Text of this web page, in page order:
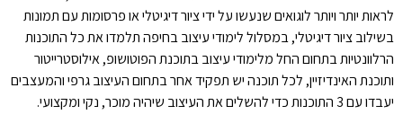
לראות יותר ויותר לוגואים שנעשו על ידי ציור דיגיטלי או פרסומות עם תמונות
בשילוב ציור דיגיטלי, במסלול לימודי עיצוב בחיפה תלמדו את כל התוכנות
הרלוונטיות בתחום החל מלימודי עיצוב בתוכנת הפוטושופ, אילוסטרייטור
ותוכנת האינדיזיין, לכל תוכנה יש תפקיד אחר בתחום העיצוב גרפי והמעצבים
יעבדו עם 3 התוכנות כדי להשלים את העיצוב שיהיה מוכר, נקי ומקצועי.